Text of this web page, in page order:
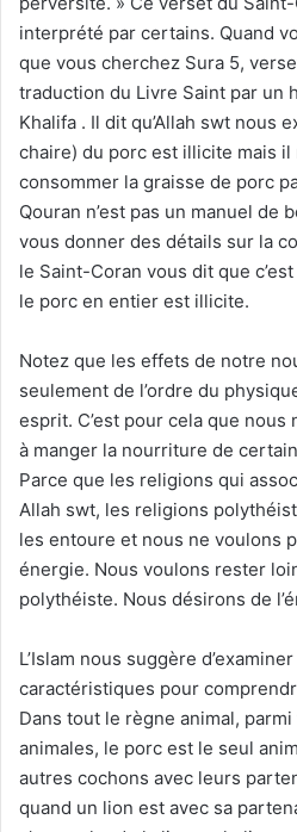
interprété par certains. Quand
que vous cherchez Sura 5,
traduction du Livre Saint par un
Khalifa . Il dit qu’Allah swt nous
chaire) du porc est illicite mais il
consommer la graisse de porc
Qouran n’est pas un manuel de
vous donner des détails sur la
le Saint-Coran vous dit que
le porc en entier est illicite.
Notez que les effets de notre
seulement de l’ordre du
esprit. C’est pour cela que nous
à manger la nourriture de
Parce que les religions qui
Allah swt, les religions
les entoure et nous ne voulons
énergie. Nous voulons rester
polythéiste. Nous désirons de
L’Islam nous suggère
caractéristiques pour
Dans tout le règne animal,
animales, le porc est le seul
autres cochons avec leurs
quand un lion est avec sa